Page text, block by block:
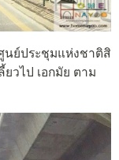
นย์ประชุมแห่งชาติสิ
วไป เอกมัย ตาม